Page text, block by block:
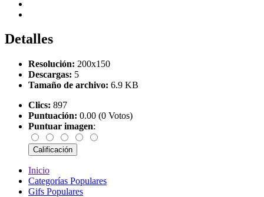
Detalles
Resolución: 200x150
Descargas: 5
Tamaño de archivo: 6.9 KB
Clics: 897
Puntuación: 0.00 (0 Votos)
Puntuar imagen:
Inicio
Categorías Populares
Gifs Populares